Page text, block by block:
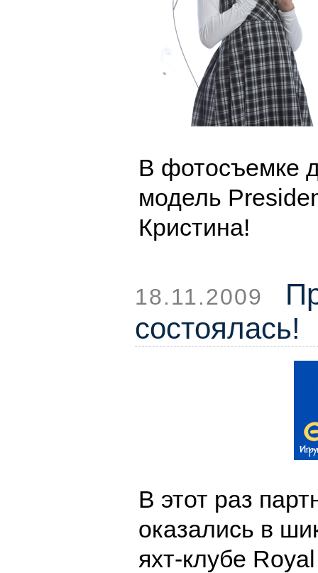
В фотосъемке
модель
Кристина!
18.11.2009
состоялась!
В этот раз
оказались в
яхт-клубе